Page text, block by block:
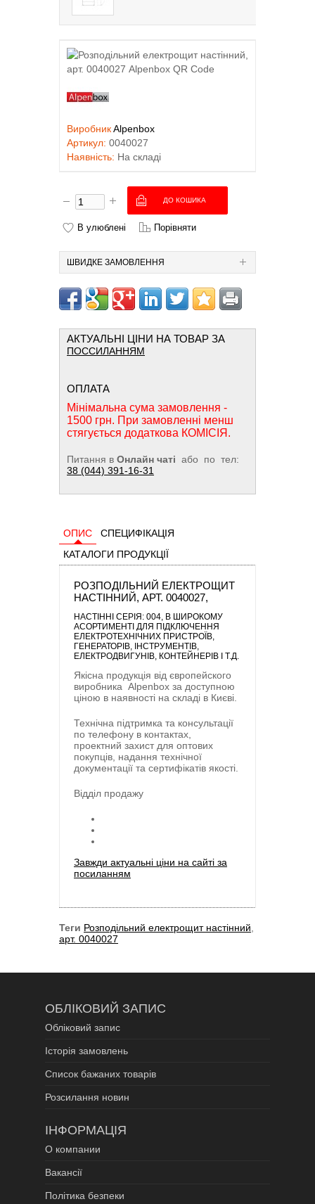
ВиробникAlpenbox
Артикул: 0040027
Наявність: На складі
В улюблені Порівняти
ШВИДКЕ ЗАМОВЛЕННЯ
АКТУАЛЬНІ ЦІНИ НА ТОВАР ЗА
ПОССИЛАННЯМ
ОПЛАТА
Мінімальна сума замовлення -
1500 грн. При замовленні менш
стягується додаткова КОМІСІЯ.
Питання в Онлайн чаті або по тел:
38 (044) 391-16-31
ОПИС
СПЕЦИФІКАЦІЯ
КАТАЛОГИ ПРОДУКЦІЇ
РОЗПОДІЛЬНИЙ ЕЛЕКТРОЩИТ
НАСТІННИЙ, АРТ. 0040027,
НАСТІННІ СЕРІЯ: 004, В ШИРОКОМУ
АСОРТИМЕНТІ ДЛЯ ПІДКЛЮЧЕННЯ
ЕЛЕКТРОТЕХНІЧНИХ ПРИСТРОЇВ,
ГЕНЕРАТОРІВ, ІНСТРУМЕНТІВ,
ЕЛЕКТРОДВИГУНІВ, КОНТЕЙНЕРІВ І Т.Д.
Якісна продукція від європейского
виробника Alpenbox за доступною
ціною в наявності на складі в Києві.
Технічна підтримка та консультації
по телефону в контактах,
проектний захист для оптових
покупців, надання технічної
документації та сертифікатів якості.
Відділ продажу
Завжди актуальні ціни на сайті за
посиланням
Теги Розподільний електрощит настінний
арт. 0040027
ОБЛІКОВИЙ ЗАПИС
Обліковий запис
Історія замовлень
Список бажаних товарів
Розсилання новин
ІНФОРМАЦІЯ
О компании
Вакансії
Політика безпеки